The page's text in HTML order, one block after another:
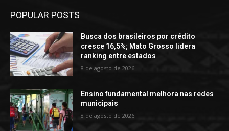
POPULAR POSTS
Busca dos brasileiros por crédito
cresce 16,5%; Mato Grosso lidera
ranking entre estados
8 de agosto de 2026
Ensino fundamental melhora nas redes
municipais
8 de agosto de 2026